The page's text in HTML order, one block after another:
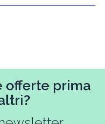
offerte prima